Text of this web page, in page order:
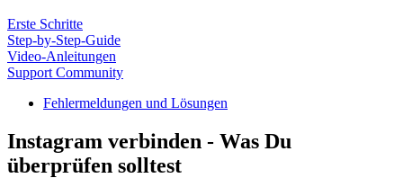
Erste Schritte
Step-by-Step-Guide
Video-Anleitungen
Support Community
Fehlermeldungen und Lösungen
Instagram verbinden - Was Du
überprüfen solltest